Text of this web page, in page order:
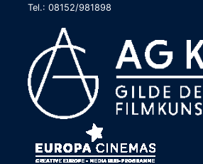
Tel.: 08152/981898